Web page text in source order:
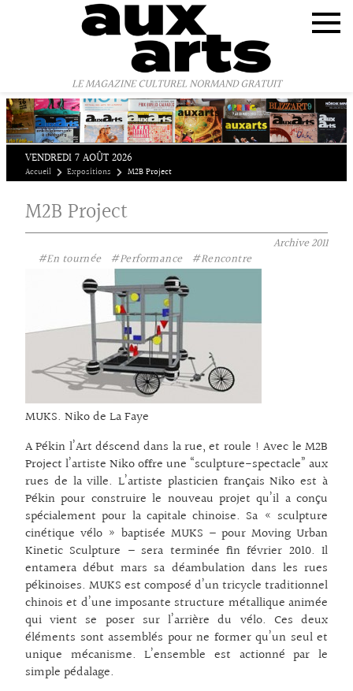
LE MAGAZINE CULTUREL NORMAND GRATUIT
VENDREDI 7 AOÛT 2026
Accueil Expositions M2B Project
M2B Project
Archive2011
#En tournée
#Performance #Rencontre
MUKS. Niko de La Faye
A Pékin l’Art déscend dans la rue, et roule ! Avec le M2B
Project l’artiste Niko offre une “sculpture-spectacle” aux
rues de la ville. L’artiste plasticien français Niko est à
Pékin pour construire le nouveau projet qu’il a conçu
spécialement pour la capitale chinoise. Sa « sculpture
cinétique vélo » baptisée MUKS – pour Moving Urban
Kinetic Sculpture – sera terminée fin février 2010. Il
entamera début mars sa déambulation dans les rues
pékinoises. MUKS est composé d’un tricycle traditionnel
chinois et d’une imposante structure métallique animée
qui vient se poser sur l’arrière du vélo. Ces deux
éléments sont assemblés pour ne former qu’un seul et
unique mécanisme. L’ensemble est actionné par le
simple pédalage.
Panneau de gestion des cookies